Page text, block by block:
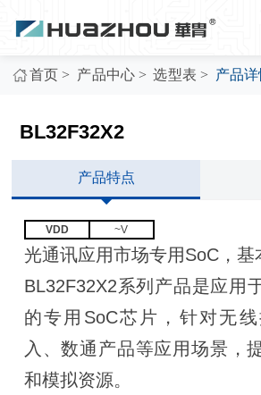
首页 > 产品中心 > 选型表 > 产品
BL32F32X2
产品特点
VDD ~V
光通讯应用市场专用SoC，基
BL32F32X2系列产品是应用
的专用SoC芯片，针对无
入、数通产品等应用场景，
和模拟资源。